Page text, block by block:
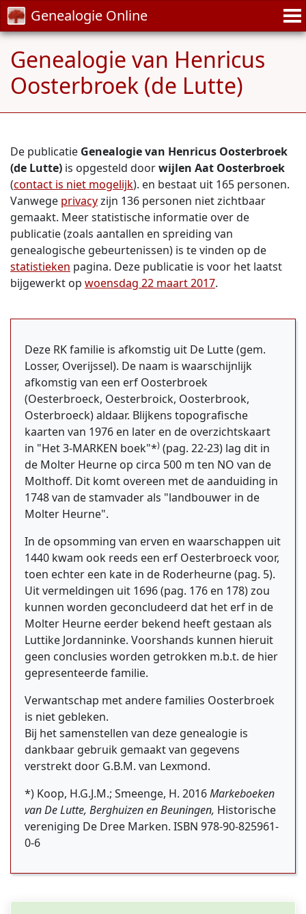
Genealogie Online
Genealogie van Henricus
Oosterbroek (de Lutte)
De publicatie Genealogie van Henricus Oosterbroek
(de Lutte) is opgesteld doorwijlen Aat Oosterbroek
(contact is niet mogelijk). en bestaat uit 165 personen.
Vanwege privacyzijn 136 personen niet zichtbaar
gemaakt. Meer statistische informatie over de
publicatie (zoals aantallen en spreiding van
genealogische gebeurtenissen) is te vinden op de
statistieken pagina. Deze publicatie is voor het laatst
bijgewerkt op woensdag 22 maart 2017.
Deze RK familie is afkomstig uit De Lutte (gem.
Losser, Overijssel). De naam is waarschijnlijk
afkomstig van een erf Oosterbroek
(Oesterbroeck, Oesterbroick, Oosterbrook,
Osterbroeck) aldaar. Blijkens topografische
kaarten van 1976 en later en de overzichtskaart
in "Het 3-MARKEN boek"*) (pag. 22-23) lag dit in
de Molter Heurne op circa 500 m ten NO van de
Molthoff. Dit komt overeen met de aanduiding in
1748 van de stamvader als "landbouwer in de
Molter Heurne".
In de opsomming van erven en waarschappen uit
1440 kwam ook reeds een erf Oesterbroeck voor,
toen echter een kate in de Roderheurne (pag. 5).
Uit vermeldingen uit 1696 (pag. 176 en 178) zou
kunnen worden geconcludeerd dat het erf in de
Molter Heurne eerder bekend heeft gestaan als
Luttike Jordanninke. Voorshands kunnen hieruit
geen conclusies worden getrokken m.b.t. de hier
gepresenteerde familie.
Verwantschap met andere families Oosterbroek
is niet gebleken.
Bij het samenstellen van deze genealogie is
dankbaar gebruik gemaakt van gegevens
verstrekt door G.B.M. van Lexmond.
*) Koop, H.G.J.M.; Smeenge, H. 2016Markeboeken
van De Lutte, Berghuizen en Beuningen, Historische
vereniging De Dree Marken. ISBN 978-90-825961-
0-6